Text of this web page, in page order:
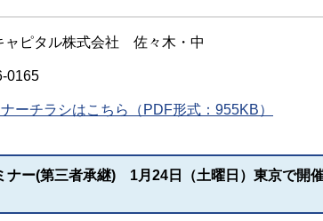
ピタル株式会社 佐々木・中
0165
ーチラシはこちら（PDF形式：955KB）
ー(第三者承継) 1月24日（土曜日）東京で開